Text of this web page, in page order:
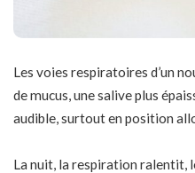
Les voies respiratoires d’un
de mucus, une salive plus
audible, surtout en position
La nuit, la respiration ralentit,